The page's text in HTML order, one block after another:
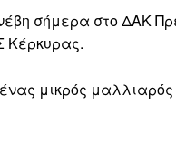
σήμερα στο ΔΑΚ
Κέρκυρας.
μικρός